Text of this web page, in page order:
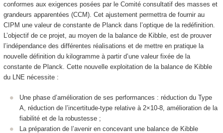
conformes aux exigences posées par le Comité consultatif des masses et
grandeurs apparentées (CCM). Cet ajustement permettra de fournir au
CIPM une valeur de constante de Planck dans l’optique de la redéfinition.
L’objectif de ce projet, au moyen de la balance de Kibble, est de prouver
l’indépendance des différentes réalisations et de mettre en pratique la
nouvelle définition du kilogramme à partir d’une valeur fixée de la
constante de Planck. Cette nouvelle exploitation de la balance de Kibble
du LNE nécessite :
Une phase d’amélioration de ses performances : réduction du Type
A, réduction de l’incertitude-type relative à 2×10-8, amélioration de la
fiabilité et de la robustesse ;
La préparation de l’avenir en concevant une balance de Kibble